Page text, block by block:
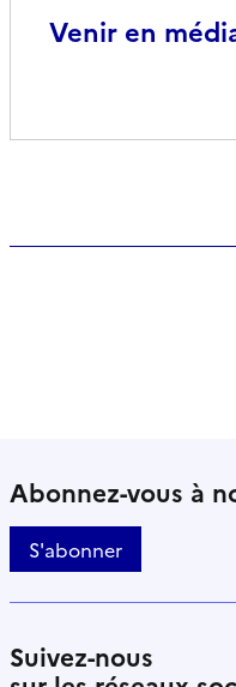
Venir en
Abonnez-vous à
S'abonner
Suivez-nous